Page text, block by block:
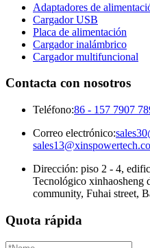
Adaptadores de
Cargador USB
Placa de alimentación
Cargador inalámbrico
Cargador multifuncional
Contacta con nosotros
Teléfono:86 - 157 7907
Correo electrónico:
Dirección: piso 2 - 4,
Tecnológico xinhaosheng
community, Fuhai street,
Quota rápida